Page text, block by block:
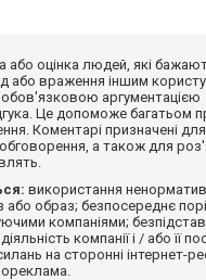
або оцінка людей, які
або враження іншим
аргументацією
Це допоможе багатьом
Коментарі призначені для
а також для
використання
або образ; безпосереднє
компаніями;
компанії і / або її
на сторонні інтернет-